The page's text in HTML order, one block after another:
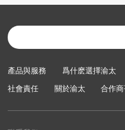
產品與服務 爲什麽選擇渝太
社會責任
關於渝太 合作